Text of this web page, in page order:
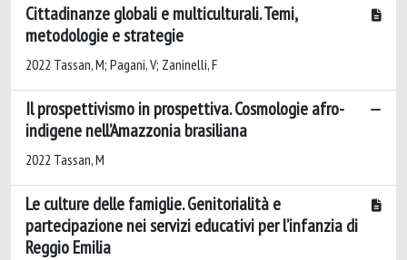
Cittadinanze globali e multiculturali. Temi,
metodologie e strategie
2022 Tassan, M; Pagani, V; Zaninelli, F
Il prospettivismo in prospettiva. Cosmologie afro-
indigene nell’Amazzonia brasiliana
2022 Tassan, M
Le culture delle famiglie. Genitorialità e
partecipazione nei servizi educativi per l’infanzia di
Reggio Emilia